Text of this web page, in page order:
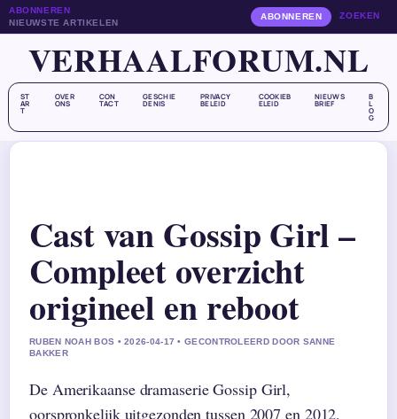
ABONNEREN
NIEUWSTE ARTIKELEN
ABONNEREN ZOEKEN
VERHAALFORUM.NL
ST
AR
T
OVER
ONS
CON
TACT
GESCHIE
DENIS
PRIVACY
BELEID
COOKIEB
ELEID
NIEUWS
BRIEF
B
L
O
G
Cast van Gossip Girl –
Compleet overzicht
origineel en reboot
RUBEN NOAH BOS • 2026-04-17 • GECONTROLEERD DOOR SANNE
BAKKER
De Amerikaanse dramaserie Gossip Girl,
oorspronkelijk uitgezonden tussen 2007 en 2012,